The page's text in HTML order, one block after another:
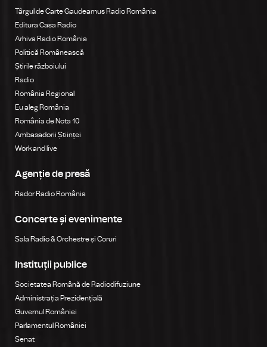
Târgul de Carte Gaudeamus Radio România
Editura Casa Radio
Arhiva Radio România
Politică Românească
Știrile războiului
Radio
România Regional
Eu aleg România
România de Nota 10
Ambasadorii Științei
Work and live
Agenție de presă
Rador Radio România
Concerte și evenimente
Sala Radio & Orchestre și Coruri
Instituții publice
Societatea Română de Radiodifuziune
Administrația Prezidențială
Guvernul României
Parlamentul României
Senat